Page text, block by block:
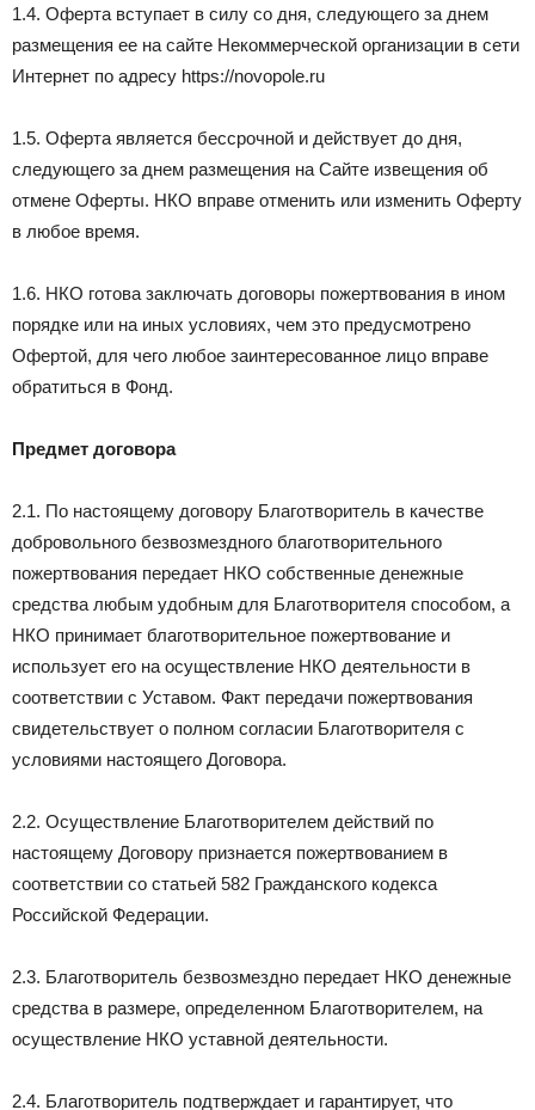
1.4. Оферта вступает в силу со дня, следующего за днем
размещения ее на caйтe Некоммерческой организации в сети
Интернет по адресу https://novopole.ru
1.5. Оферта является бессрочной и действует до дня,
следующего за днем размещения на Сайте извещения об
отмене Оферты. НКО вправе отменить или изменить Оферту
в любое время.
1.6. НКО готова заключать договоры пожертвования в ином
порядке или на иных условиях, чем это предусмотрено
Офертой, для чего любое заинтересованное лицо вправе
обратиться в Фонд.
Предмет договора
2.1. По настоящему договору Благотворитель в качестве
добровольного безвозмездного благотворительного
пожертвования передает НКО собственные денежные
средства любым удобным для Благотворителя способом, а
НКО принимает благотворительное пожертвование и
использует его на осуществление НКО деятельности в
соответствии с Уставом. Факт передачи пожертвования
свидетельствует о полном согласии Благотворителя с
условиями настоящего Договора.
2.2. Осуществление Благотворителем действий по
настоящему Договору признается пожертвованием в
соответствии со статьей 582 Гражданского кодекса
Российской Федерации.
2.3. Благотворитель безвозмездно передает НКО денежные
средства в размере, определенном Благотворителем, на
осуществление НКО уставной деятельности.
2.4. Благотворитель подтверждает и гарантирует, что